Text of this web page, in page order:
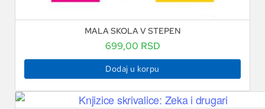
MALA SKOLA V STEPEN
699,00 RSD
Dodaj u korpu